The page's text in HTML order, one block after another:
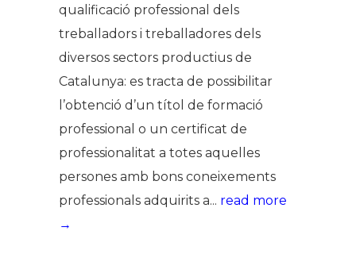
qualificació professional dels
treballadors i treballadores dels
diversos sectors productius de
Catalunya: es tracta de possibilitar
l’obtenció d’un títol de formació
professional o un certificat de
professionalitat a totes aquelles
persones amb bons coneixements
professionals adquirits a... read more
→